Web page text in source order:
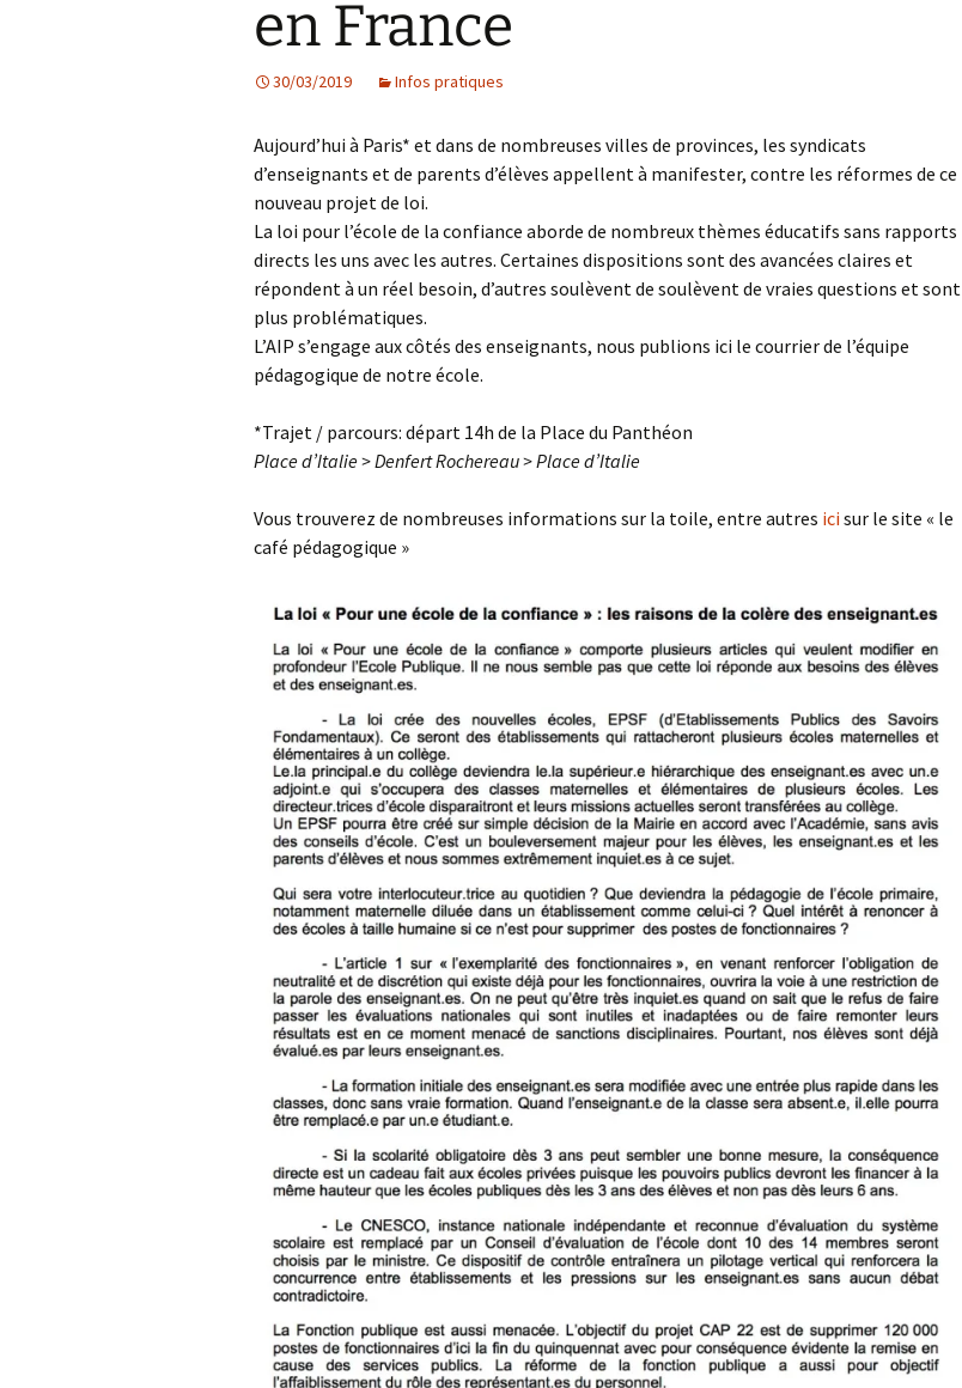
L’équipe AIP Collège
Les projets
Classe bi-langues au
Ouverture du Jardin de
l’Observatoire
la place de l’Ile-de-Sein
Débats et réflexions
Nous rejoindre
Contact
Ligne éditoriale
Mentions légales
en France
30/03/2019 Infos pratiques
Aujourd’hui à Paris* et dans de nombreuses villes de provinces, les syndicats
d’enseignants et de parents d’élèves appellent à manifester, contre les réformes de ce
nouveau projet de loi.
La loi pour l’école de la confiance aborde de nombreux thèmes éducatifs sans rapports
directs les uns avec les autres. Certaines dispositions sont des avancées claires et
répondent à un réel besoin, d’autres soulèvent de soulèvent de vraies questions et sont
plus problématiques.
L’AIP s’engage aux côtés des enseignants, nous publions ici le courrier de l’équipe
pédagogique de notre école.
*Trajet / parcours: départ 14h de la Place du Panthéon
Place d’Italie > Denfert Rochereau > Place d’Italie
Vous trouverez de nombreuses informations sur la toile, entre autres icisur le site « le
café pédagogique »